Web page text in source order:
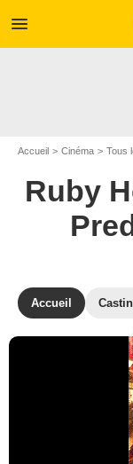
menu
Accueil Cinéma Tous
Ruby
Accueil